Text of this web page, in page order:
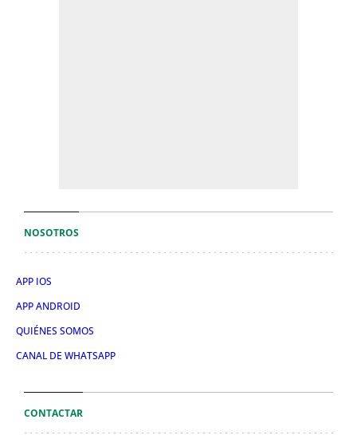
NOSOTROS
APP IOS
APP ANDROID
QUIÉNES SOMOS
CANAL DE WHATSAPP
CONTACTAR